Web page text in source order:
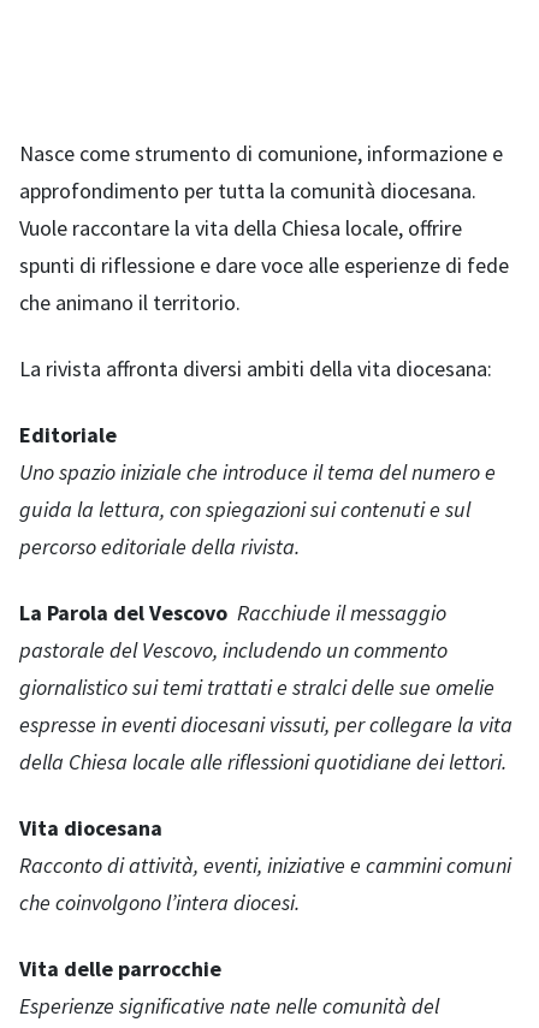
Nasce come strumento di comunione, informazione e
approfondimento per tutta la comunità diocesana.
Vuole raccontare la vita della Chiesa locale, offrire
spunti di riflessione e dare voce alle esperienze di fede
che animano il territorio.
La rivista affronta diversi ambiti della vita diocesana:
Editoriale
Uno spazio iniziale che introduce il tema del numero e
guida la lettura, con spiegazioni sui contenuti e sul
percorso editoriale della rivista.
La Parola del Vescovo Racchiude il messaggio
pastorale del Vescovo, includendo un commento
giornalistico sui temi trattati e stralci delle sue omelie
espresse in eventi diocesani vissuti, per collegare la vita
della Chiesa locale alle riflessioni quotidiane dei lettori.
Vita diocesana
Racconto di attività, eventi, iniziative e cammini comuni
che coinvolgono l’intera diocesi.
Vita delle parrocchie
Esperienze significative nate nelle comunità del